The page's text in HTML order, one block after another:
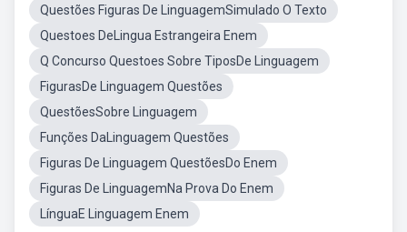
Questões Figuras De LinguagemSimulado O Texto
Questoes DeLingua Estrangeira Enem
Q Concurso Questoes Sobre TiposDe Linguagem
FigurasDe Linguagem Questões
QuestõesSobre Linguagem
Funções DaLinguagem Questões
Figuras De Linguagem QuestõesDo Enem
Figuras De LinguagemNa Prova Do Enem
LínguaE Linguagem Enem